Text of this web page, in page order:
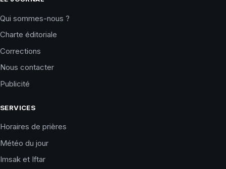
Qui sommes-nous ?
Charte éditoriale
Corrections
Nous contacter
Publicité
SERVICES
Horaires de prières
Météo du jour
Imsak et Iftar